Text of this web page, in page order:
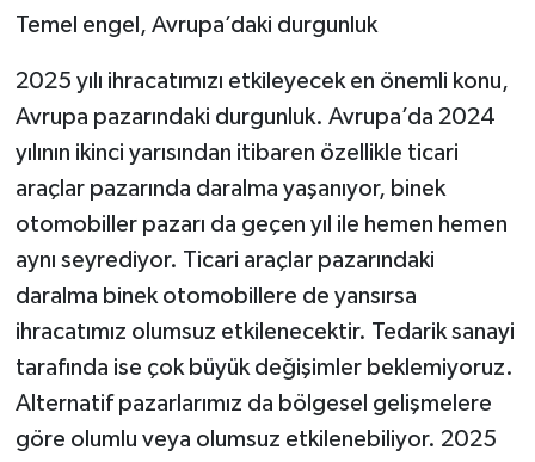
Temel engel, Avrupa’daki durgunluk
2025 yılı ihracatımızı etkileyecek en önemli konu,
Avrupa pazarındaki durgunluk. Avrupa’da 2024
yılının ikinci yarısından itibaren özellikle ticari
araçlar pazarında daralma yaşanıyor, binek
otomobiller pazarı da geçen yıl ile hemen hemen
aynı seyrediyor. Ticari araçlar pazarındaki
daralma binek otomobillere de yansırsa
ihracatımız olumsuz etkilenecektir. Tedarik sanayi
tarafında ise çok büyük değişimler beklemiyoruz.
Alternatif pazarlarımız da bölgesel gelişmelere
göre olumlu veya olumsuz etkilenebiliyor. 2025